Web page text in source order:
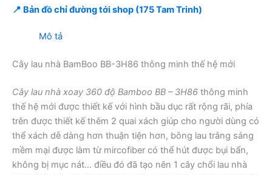
📍 Bản đồ chỉ đường tới shop (175 Tam Trinh)
Mô tả
Cây lau nhà BamBoo BB-3H86 thông minh thế hệ mới
Cây lau nhà xoay 360 độ Bamboo BB – 3H86 thông minh
thế hệ mới được thiết kế với hình bầu dục rất rộng rãi, phía
trên được thiết kế thêm 2 quai xách giúp cho người dùng có
thể xách dễ dàng hơn thuận tiện hơn, bông lau trắng sáng
mềm mại được làm từ mircofiber có thể hút được bụi bẩn,
không bị mục nát… điều đó đã tạo nên 1 cây chổi lau nhà